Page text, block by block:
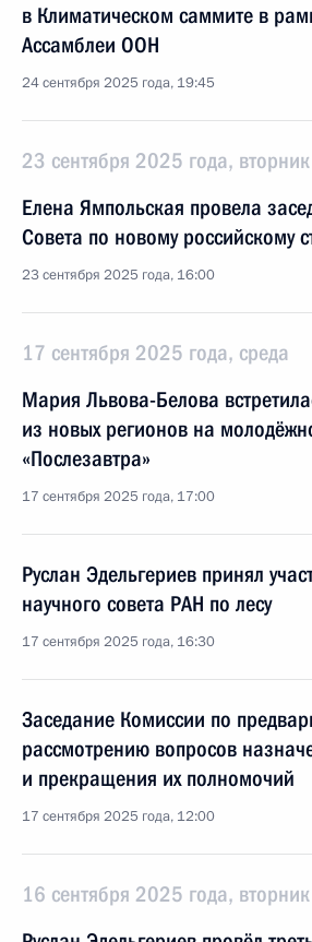
в Климатическом саммите в
Ассамблеи ООН
24 сентября 2025 года, 19:45
23 сентября 2025 года, вторник
Елена Ямпольская провела
Совета по новому российскому
23 сентября 2025 года, 16:00
17 сентября 2025 года, среда
Мария Львова-Белова
из новых регионов на
«Послезавтра»
17 сентября 2025 года, 17:00
Руслан Эдельгериев принял
научного совета РАН по лесу
17 сентября 2025 года, 16:30
Заседание Комиссии по
рассмотрению вопросов
и прекращения их полномочий
17 сентября 2025 года, 12:00
16 сентября 2025 года, вторник